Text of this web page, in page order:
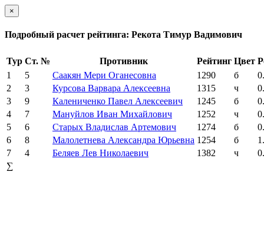
×
Подробный расчет рейтинга: Рекота Тимур Вадимович
Тур Ст. № Противник Рейтинг Цвет
1
5 Саакян Мери Оганесовна 1290 б
2
3 Курсова Варвара Алексеевна 1315 ч
3
9 Калениченко Павел Алексеевич 1245 б
4
7 Мануйлов Иван Михайлович 1252 ч
5
6 Старых Владислав Артемович 1274 б
6
8 Малолетнева Александра Юрьевна 1254 б
7
4 Беляев Лев Николаевич 1382 ч
∑